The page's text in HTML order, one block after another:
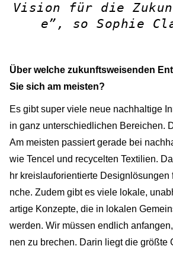
Vision für die
e”, so Sophie
Über welche zukunftsweisenden
Sie sich am meisten?
Es gibt super viele neue nachhaltige
in ganz unterschiedlichen Bereichen.
Am meisten passiert gerade bei
wie Tencel und recycelten Textilien.
hr kreislauforientierte Designlösungen
nche. Zudem gibt es viele lokale,
artige Konzepte, die in lokalen
werden. Wir müssen endlich
nen zu brechen. Darin liegt die größte